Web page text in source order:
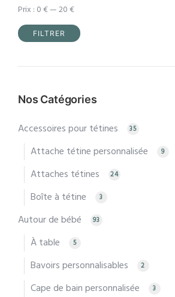
min
max
FILTRER
Prix : 0 €—20 €
Nos Catégories
Accessoires pour tétines 35
Attache tétine personnalisée 9
Attaches tétines 24
Boîte à tétine 3
Autour de bébé 93
À table 5
Bavoirs personnalisables 2
Cape de bain personnalisée 3